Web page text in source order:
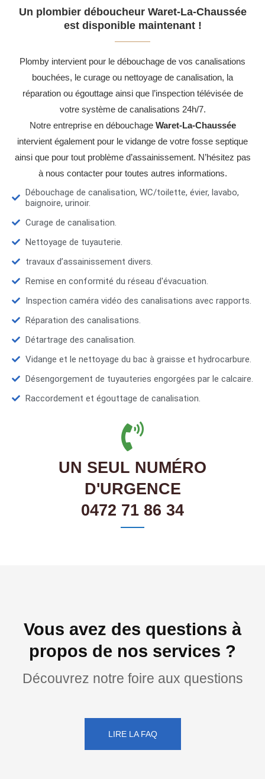
Un plombier déboucheur Waret-La-Chaussée
est disponible maintenant !
Plomby intervient pour le débouchage de vos canalisations
bouchées, le curage ou nettoyage de canalisation, la
réparation ou égouttage ainsi que l’inspection télévisée de
votre système de canalisations 24h/7.
Notre entreprise en débouchage Waret-La-Chaussée
intervient également pour le vidange de votre fosse septique
ainsi que pour tout problème d’assainissement. N’hésitez pas
à nous contacter pour toutes autres informations.
Débouchage de canalisation, WC/toilette, évier, lavabo,
baignoire, urinoir.
Curage de canalisation.
Nettoyage de tuyauterie.
travaux d’assainissement divers.
Remise en conformité du réseau d'évacuation.
Inspection caméra vidéo des canalisations avec rapports.
Réparation des canalisations.
Détartrage des canalisation.
Vidange et le nettoyage du bac à graisse et hydrocarbure.
Désengorgement de tuyauteries engorgées par le calcaire.
Raccordement et égouttage de canalisation.
UN SEUL NUMÉRO
D'URGENCE
0472 71 86 34
Vous avez des questions à
propos de nos services ?
Découvrez notre foire aux questions
LIRE LA FAQ